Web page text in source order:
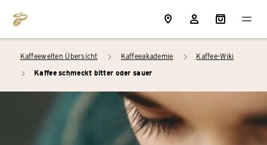
Kaffeewelten Übersicht arrow_right Kaffeeakademie arrow_right Kaffee-Wiki
arrow_right Kaffee schmeckt bitter oder sauer